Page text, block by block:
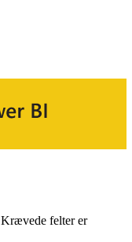
Krævede felter er